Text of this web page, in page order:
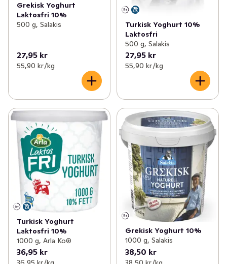
Grekisk Yoghurt
Laktosfri 10%
500 g, Salakis
27,95 kr
55,90 kr /kg
Turkisk Yoghurt 10%
Laktosfri
500 g, Salakis
27,95 kr
55,90 kr /kg
Turkisk Yoghurt
Laktosfri 10%
1000 g, Arla Ko®
36,95 kr
Grekisk Yoghurt 10%
1000 g, Salakis
38,50 kr